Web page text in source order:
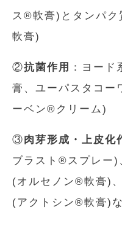
ス®軟膏)とタンパク
軟膏)
②抗菌作用
：ヨー
膏、ユーパスタコー
ーベン®クリーム)
③肉芽形成・上皮化
ブラスト®スプレー)
(オルセノン®軟膏)
(アクトシン®軟膏)